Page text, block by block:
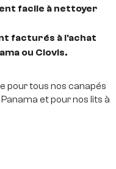
facile à nettoyer
facturés à l'achat
ou Clovis.
pour tous nos canapés
et pour nos lits à